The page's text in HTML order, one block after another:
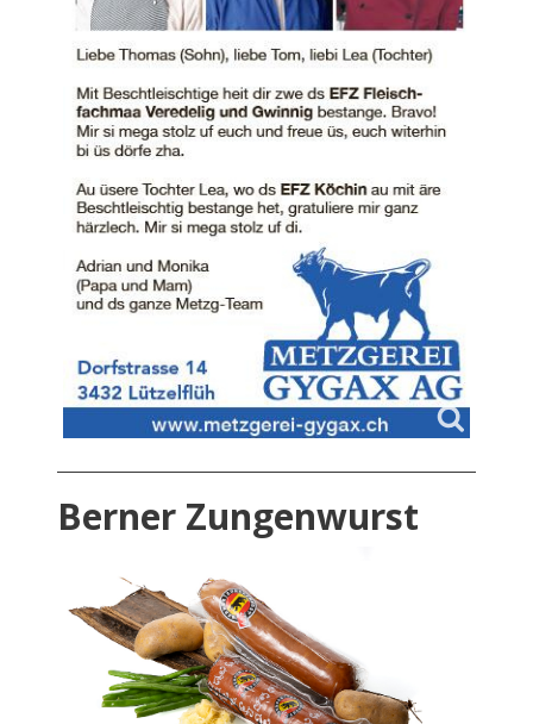
Berner Zungenwurst